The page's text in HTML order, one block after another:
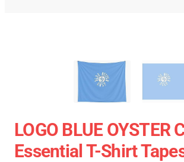
LOGO BLUE OYSTER
Essential T-Shirt